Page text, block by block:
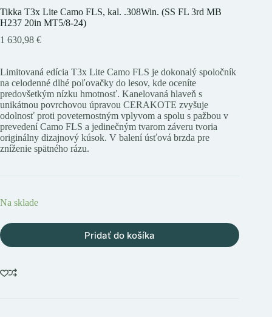
Tikka T3x Lite Camo FLS, kal. .308Win. (SS FL 3rd MB
H237 20in MT5/8-24)
1 630,98 €
Limitovaná edícia T3x Lite Camo FLS je dokonalý spoločník
na celodenné dlhé poľovačky do lesov, kde oceníte
predovšetkým nízku hmotnosť. Kanelovaná hlaveň s
unikátnou povrchovou úpravou CERAKOTE zvyšuje
odolnosť proti poveternostným vplyvom a spolu s pažbou v
prevedení Camo FLS a jedinečným tvarom záveru tvoria
originálny dizajnový kúsok. V balení úsťová brzda pre
zníženie spätného rázu.
Na sklade
Pridať do košíka